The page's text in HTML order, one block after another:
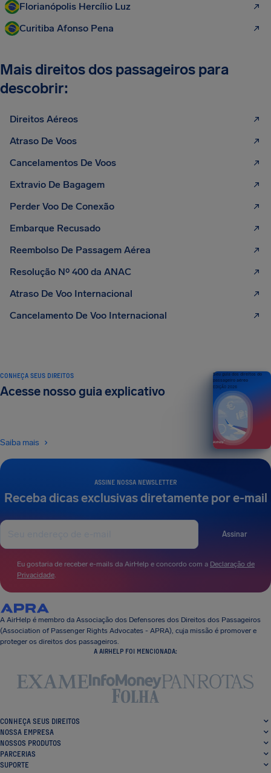
Florianópolis Hercílio Luz
Curitiba Afonso Pena
Mais direitos dos passageiros para
descobrir:
Direitos Aéreos
Atraso De Voos
Cancelamentos De Voos
Extravio De Bagagem
Perder Voo De Conexão
Embarque Recusado
Reembolso De Passagem Aérea
Resolução Nº 400 da ANAC
Atraso De Voo Internacional
Cancelamento De Voo Internacional
ASSINE NOSSA NEWSLETTER
Receba dicas exclusivas diretamente por e-mail
Assinar
Eu gostaria de receber e-mails da AirHelp e concordo com a Declaração de
Privacidade.
CONHEÇA SEUS DIREITOS
Acesse nosso guia explicativo
Saiba mais
Seu guia dos direitos do
passageiro aéreo
EDIÇÃO 2026
A AirHelp é membro da Associação dos Defensores dos Direitos dos Passageiros
(Association of Passenger Rights Advocates - APRA), cuja missão é promover e
proteger os direitos dos passageiros.
A AIRHELP FOI MENCIONADA:
CONHEÇA SEUS DIREITOS
NOSSA EMPRESA
NOSSOS PRODUTOS
PARCERIAS
SUPORTE